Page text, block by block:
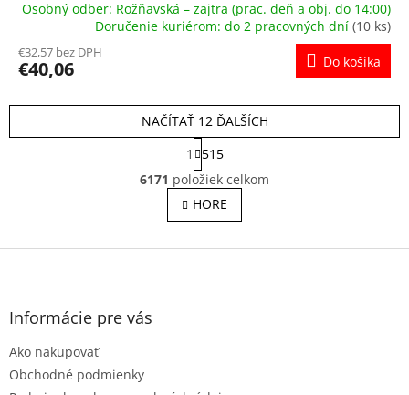
Osobný odber: Rožňavská – zajtra (prac. deň a obj. do 14:00)
Doručenie kuriérom: do 2 pracovných dní (10 ks)
€32,57 bez DPH
€40,06 Do košíka
O
v
l
á
a
NAČÍTAŤ 12 ĎALŠÍCH
S
t
r
á
n
k
v
1
515
6171 položiek celkom
HORE
Z
Informácie pre vás
Ako nakupovať
Obchodné podmienky